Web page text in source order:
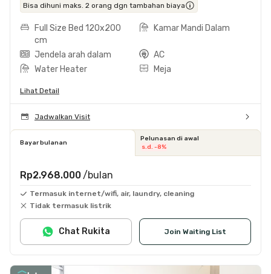
Bisa dihuni maks. 2 orang dgn tambahan biaya
Full Size Bed 120x200
cm
Kamar Mandi Dalam
Jendela arah dalam
AC
Water Heater
Meja
Lihat Detail
Jadwalkan Visit
Bayar bulanan
Pelunasan di awal
s.d. -8%
Rp2.968.000 /bulan
Termasuk internet/wifi, air, laundry, cleaning
Tidak termasuk listrik
Join Waiting List
Chat Rukita